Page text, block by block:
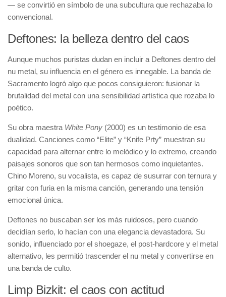
— se convirtió en símbolo de una subcultura que rechazaba lo
convencional.
Deftones: la belleza dentro del caos
Aunque muchos puristas dudan en incluir a Deftones dentro del
nu metal, su influencia en el género es innegable. La banda de
Sacramento logró algo que pocos consiguieron: fusionar la
brutalidad del metal con una sensibilidad artística que rozaba lo
poético.
Su obra maestra White Pony (2000) es un testimonio de esa
dualidad. Canciones como “Elite” y “Knife Prty” muestran su
capacidad para alternar entre lo melódico y lo extremo, creando
paisajes sonoros que son tan hermosos como inquietantes.
Chino Moreno, su vocalista, es capaz de susurrar con ternura y
gritar con furia en la misma canción, generando una tensión
emocional única.
Deftones no buscaban ser los más ruidosos, pero cuando
decidían serlo, lo hacían con una elegancia devastadora. Su
sonido, influenciado por el shoegaze, el post-hardcore y el metal
alternativo, les permitió trascender el nu metal y convertirse en
una banda de culto.
Limp Bizkit: el caos con actitud